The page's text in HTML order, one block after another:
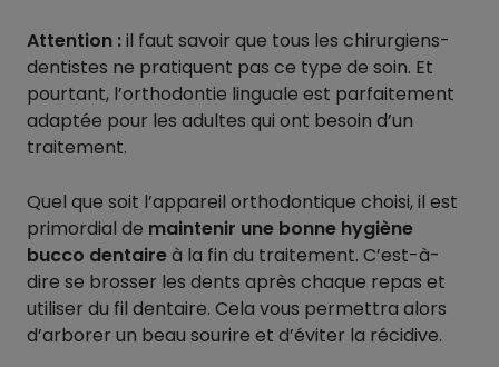
Attention :il faut savoir que tous les chirurgiens-
dentistes ne pratiquent pas ce type de soin. Et
pourtant, l’orthodontie linguale est parfaitement
adaptée pour les adultes qui ont besoin d’un
traitement.
Quel que soit l’appareil orthodontique choisi, il est
primordial de maintenir une bonne hygiène
bucco dentaireà la fin du traitement. C’est-à-
dire se brosser les dents après chaque repas et
utiliser du fil dentaire. Cela vous permettra alors
d’arborer un beau sourire et d’éviter la récidive.